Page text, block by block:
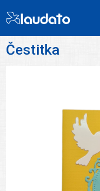
Čestitka